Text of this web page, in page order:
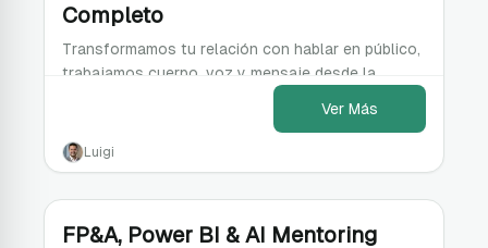
Completo
Transformamos tu relación con hablar en público,
trabajamos cuerpo, voz y mensaje desde la
actuación, la televisión y la sala de juntas, y salís
Ver Más
Luigi
FP&A, Power BI & AI Mentoring